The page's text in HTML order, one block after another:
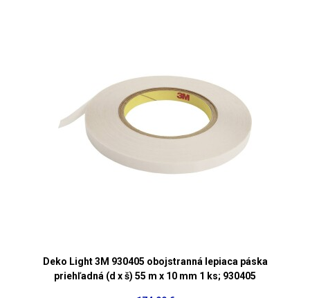
Deko Light 3M 930405 obojstranná lepiaca páska
priehľadná (d x š) 55 m x 10 mm 1 ks; 930405